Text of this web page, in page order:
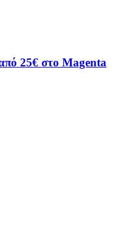
25€ στο Magenta